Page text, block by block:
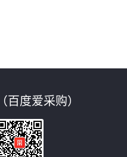
百度爱采购）